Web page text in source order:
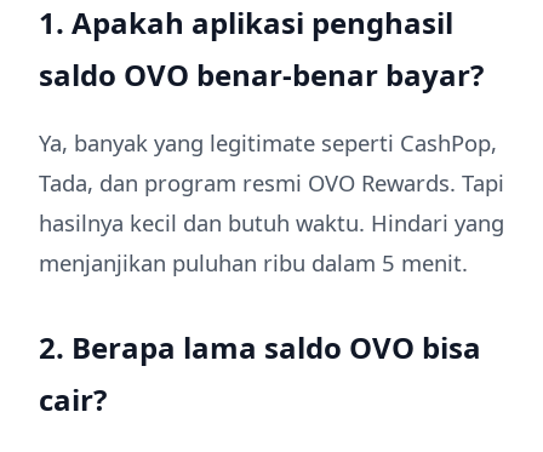
1. Apakah aplikasi penghasil
saldo OVO benar-benar bayar?
Ya, banyak yang legitimate seperti CashPop,
Tada, dan program resmi OVO Rewards. Tapi
hasilnya kecil dan butuh waktu. Hindari yang
menjanjikan puluhan ribu dalam 5 menit.
2. Berapa lama saldo OVO bisa
cair?